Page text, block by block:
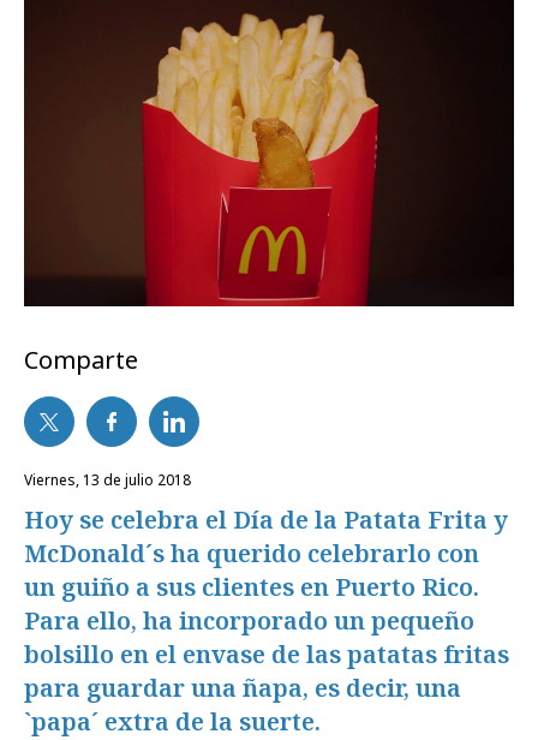
Comparte
viernes, 13 de julio 2018
Hoy se celebra el Día de la Patata Frita y
McDonald´s ha querido celebrarlo con
un guiño a sus clientes en Puerto Rico.
Para ello, ha incorporado un pequeño
bolsillo en el envase de las patatas fritas
para guardar una ñapa, es decir, una
`papa´ extra de la suerte.